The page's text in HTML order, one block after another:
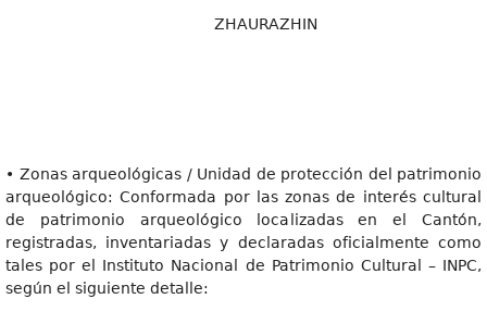
ZHAURAZHIN
• Zonas arqueológicas / Unidad de protección del patrimonio
arqueológico: Conformada por las zonas de interés cultural
de patrimonio arqueológico localizadas en el Cantón,
registradas, inventariadas y declaradas oficialmente como
tales por el Instituto Nacional de Patrimonio Cultural – INPC,
según el siguiente detalle: